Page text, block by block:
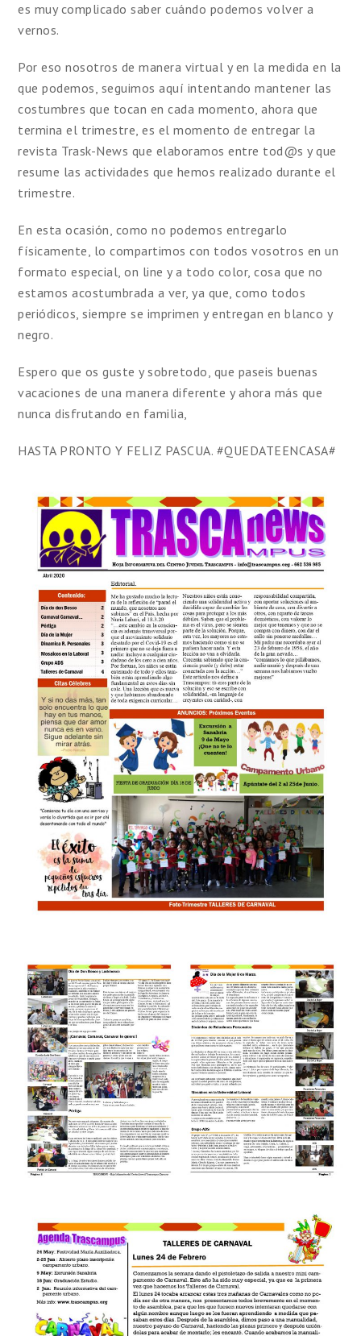
es muy complicado saber cuándo podemos volver a
vernos.
Por eso nosotros de manera virtual y en la medida en la
que podemos, seguimos aquí intentando mantener las
costumbres que tocan en cada momento, ahora que
termina el trimestre, es el momento de entregar la
revista Trask-News que elaboramos entre tod@s y que
resume las actividades que hemos realizado durante el
trimestre.
En esta ocasión, como no podemos entregarlo
físicamente, lo compartimos con todos vosotros en un
formato especial, on line y a todo color, cosa que no
estamos acostumbrada a ver, ya que, como todos
periódicos, siempre se imprimen y entregan en blanco y
negro.
Espero que os guste y sobretodo, que paseis buenas
vacaciones de una manera diferente y ahora más que
nunca disfrutando en familia,
HASTA PRONTO Y FELIZ PASCUA. #QUEDATEENCASA#